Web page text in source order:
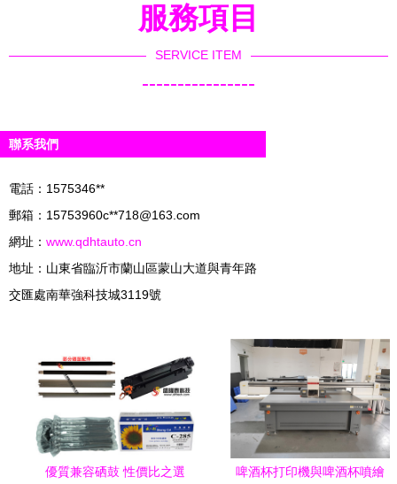
服務項目
SERVICE ITEM
----------------
聯系我們
電話：1575346**
郵箱：15753960c**718@163.com
網址： www.qdhtauto.cn
地址：山東省臨沂市蘭山區蒙山大道與青年路
交匯處南華強科技城3119號
優質兼容硒鼓 性價比之選 啤酒杯打印機與啤酒杯噴繪